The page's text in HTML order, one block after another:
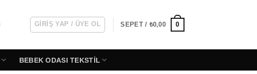
GIRIŞ YAP / ÜYE OL SEPET / ₺0,00 0
BEBEK ODASI TEKSTIL